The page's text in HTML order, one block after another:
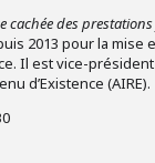
cachée des
2013 pour la
Il est vice-
d’Existence (AIRE).